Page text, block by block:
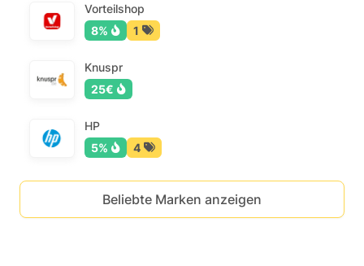
Vorteilshop
8%
1
Knuspr
25€
HP
5%
4
Beliebte Marken anzeigen